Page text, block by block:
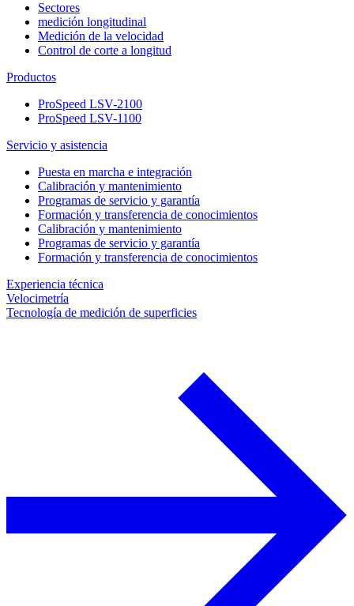
Sectores
medición longitudinal
Medición de la velocidad
Control de corte a longitud
Productos
ProSpeed LSV-2100
ProSpeed LSV-1100
Servicio y asistencia
Puesta en marcha e integración
Calibración y mantenimiento
Programas de servicio y garantía
Formación y transferencia de conocimientos
Calibración y mantenimiento
Programas de servicio y garantía
Formación y transferencia de conocimientos
Experiencia técnica
Velocimetría
Tecnología de medición de superficies